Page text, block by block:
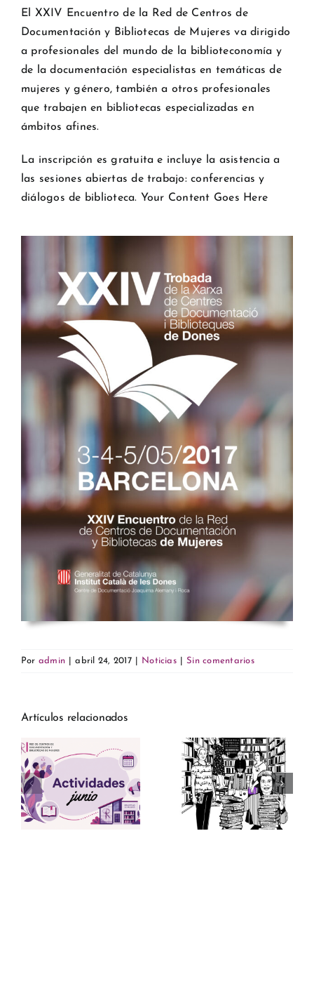
El XXIV Encuentro de la Red de Centros de
Documentación y Bibliotecas de Mujeres va dirigido
a profesionales del mundo de la biblioteconomía y
de la documentación especialistas en temáticas de
mujeres y género, también a otros profesionales
que trabajen en bibliotecas especializadas en
ámbitos afines.
La inscripción es gratuita e incluye la asistencia a
las sesiones abiertas de trabajo: conferencias y
diálogos de biblioteca. Your Content Goes Here
Por admin abril 24, 2017 Noticias Sin comentarios
Artículos relacionados